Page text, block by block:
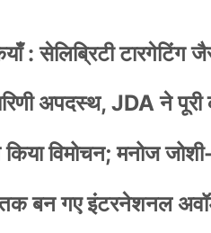
: सेलिब्रिटी टारगेटिंग
अपदस्थ, JDA ने पूरी
किया विमोचन; मनोज
बन गए इंटरनेशनल